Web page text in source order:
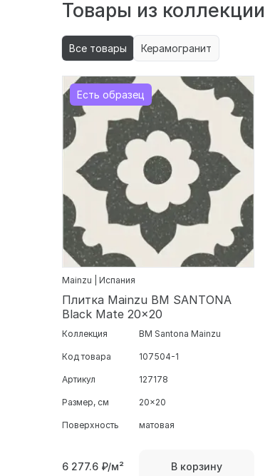
Товары из коллекции
Все товары Керамогранит
Есть образец
Mainzu | Испания
Плитка Mainzu BM SANTONA
Black Mate 20x20
Коллекция BM Santona Mainzu
Код товара 107504-1
Артикул 127178
Размер, см 20x20
Поверхность матовая
6 277.6 ₽/м² В корзину